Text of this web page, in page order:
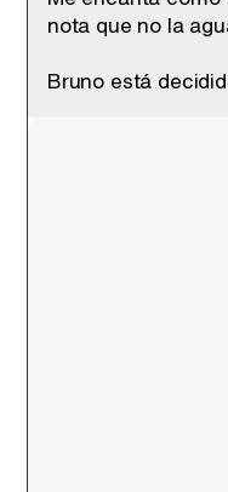
nota que no la
Bruno está